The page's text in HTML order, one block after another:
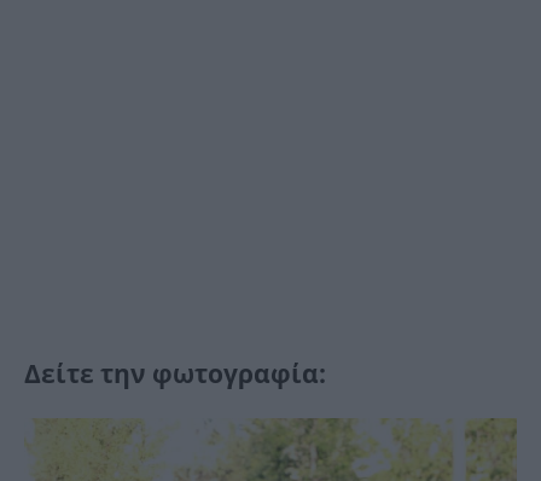
Δείτε την φωτογραφία: